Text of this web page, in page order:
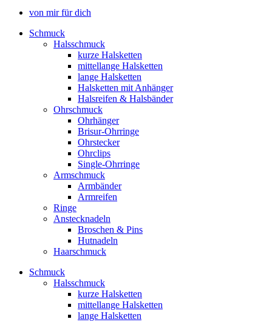
von mir für dich
Schmuck
Halsschmuck
kurze Halsketten
mittellange Halsketten
lange Halsketten
Halsketten mit Anhänger
Halsreifen & Halsbänder
Ohrschmuck
Ohrhänger
Brisur-Ohrringe
Ohrstecker
Ohrclips
Single-Ohrringe
Armschmuck
Armbänder
Armreifen
Ringe
Anstecknadeln
Broschen & Pins
Hutnadeln
Haarschmuck
Schmuck
Halsschmuck
kurze Halsketten
mittellange Halsketten
lange Halsketten